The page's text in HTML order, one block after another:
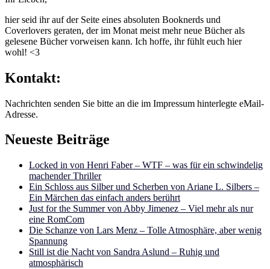
hier seid ihr auf der Seite eines absoluten Booknerds und
Coverlovers geraten, der im Monat meist mehr neue Bücher als
gelesene Bücher vorweisen kann. Ich hoffe, ihr fühlt euch hier
wohl! <3
Kontakt:
Nachrichten senden Sie bitte an die im Impressum hinterlegte eMail-
Adresse.
Neueste Beiträge
Locked in von Henri Faber – WTF – was für ein schwindelig
machender Thriller
Ein Schloss aus Silber und Scherben von Ariane L. Silbers –
Ein Märchen das einfach anders berührt
Just for the Summer von Abby Jimenez – Viel mehr als nur
eine RomCom
Die Schanze von Lars Menz – Tolle Atmosphäre, aber wenig
Spannung
Still ist die Nacht von Sandra Aslund – Ruhig und
atmosphärisch